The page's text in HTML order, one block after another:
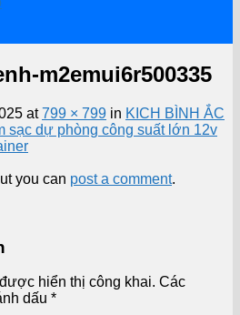
m2emui6r500335
at799 × 799 in KICH BÌNH ẮC
sạc dự phòng công suất lớn 12v
you can post a comment.
hiển thị công khai. Các
dấu *